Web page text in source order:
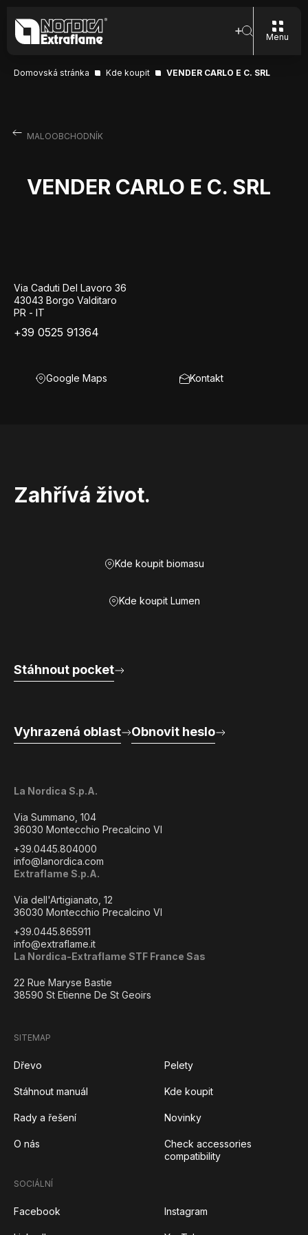
Menu
Domovská stránka Kde koupit VENDER CARLO E C. SRL
MALOOBCHODNÍK
VENDER CARLO E C. SRL
Via Caduti Del Lavoro 36
43043 Borgo Valditaro
PR - IT
+39 0525 91364
Google Maps Kontakt
Zahřívá život.
Kde koupit biomasu
Kde koupit Lumen
La Nordica S.p.A.
Via Summano, 104
36030 Montecchio Precalcino VI
+39.0445.804000
info@lanordica.com
Extraflame S.p.A.
Via dell'Artigianato, 12
36030 Montecchio Precalcino VI
+39.0445.865911
info@extraflame.it
La Nordica-Extraflame STF France Sas
22 Rue Maryse Bastie
38590 St Etienne De St Geoirs
Stáhnout pocket
Vyhrazená oblast Obnovit heslo
SITEMAP
Dřevo Pelety
Stáhnout manuál Kde koupit
Rady a řešení Novinky
O nás
Check accessories
compatibility
SOCIÁLNÍ
Facebook Instagram